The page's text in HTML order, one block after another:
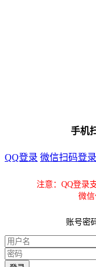
手机
QQ登录 微信扫码登录
注意：QQ登录
微
账号密